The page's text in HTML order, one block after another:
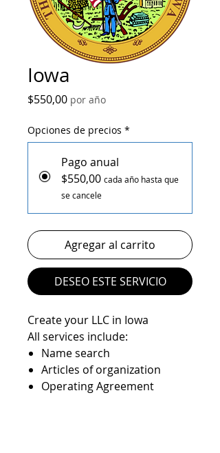
Iowa
$550,00Precio
por año
Opciones de precios *
Pago anual
$550,00 cada año hasta que
se cancele
Agregar al carrito
DESEO ESTE SERVICIO
Create your LLC in Iowa
All services include:
Name search
Articles of organization
Operating Agreement